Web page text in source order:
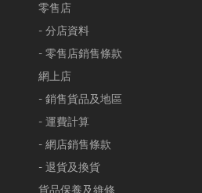
零售店
- 分店資料
- 零售店銷售條款
網上店
- 銷售貨品及地區
- 運費計算
- 網店銷售條款
- 退貨及換貨
貨品保養及維修